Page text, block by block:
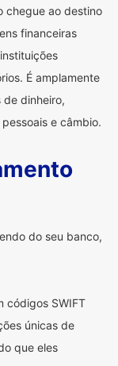
chegue ao destino
financeiras
É amplamente
dinheiro,
e câmbio.
do seu banco,
códigos SWIFT
únicas de
que eles